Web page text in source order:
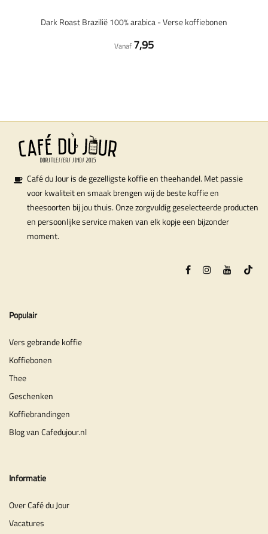
Dark Roast Brazilië 100% arabica - Verse koffiebonen
Vanaf 7,95
Café du Jour is de gezelligste koffie en theehandel. Met passie
voor kwaliteit en smaak brengen wij de beste koffie en
theesoorten bij jou thuis. Onze zorgvuldig geselecteerde producten
en persoonlijke service maken van elk kopje een bijzonder
moment.
Populair
Vers gebrande koffie
Koffiebonen
Thee
Geschenken
Koffiebrandingen
Blog van Cafedujour.nl
Informatie
Over Café du Jour
Vacatures